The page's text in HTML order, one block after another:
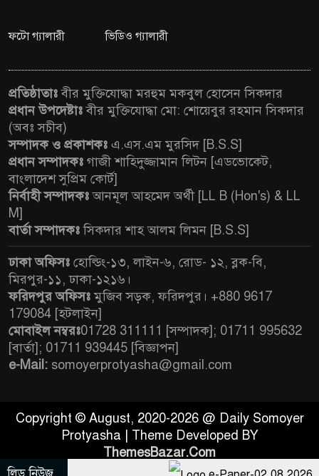
ফটো গ্যালারী ভিডিও গ্যালারী
প্রতিষ্ঠাতাঃবীর মুক্তিযোদ্ধা মরহুম মকবুল হোসেন সিকদার
প্রধান উপদেষ্টাঃবীর মুক্তিযোদ্ধা মো: শোয়েবুর রহমান সিকদার
(অবঃ সচীব)
সম্পাদক ও প্রকাশকঃ এ.এস.এম মুরসিদ [B.S.S]
প্রধান সম্পাদকঃ গাজী শাহিদুজ্জামান লিটন [এডভোকেট,
বাংলাদেশ সুপ্রিম কোর্ট]
নির্বাহী সম্পাদকঃআনমূল আহমেদ অর্থী [LL B (Hon's) & LL
M]
বার্তা সম্পাদকঃসিকদার শাহ আলম লিমন [B.S.S]
ঢাকা অফিসঃ হোল্ডিং-১৩, লাইন-৬, রোড- ১২, ব্লক-বি,
মিরপুর-১১, ঢাকা-১২১৬।
ফরিদপুর অফিসঃমুজিব সড়ক, ফরিদপুর। +880 9617
179084 [হটলাইন]
মোবাইল নম্বরঃ01728 311111 [সম্পাদক]; 01711 995632
[বার্তা]; 01711 939445 [বিজ্ঞাপন]
e-Mail: somoyerprotyasha@gmail.com
Copyright © August, 2020-2026 @ Daily Somoyer
Protyasha | Theme Developed BY
ThemesBazar.Com